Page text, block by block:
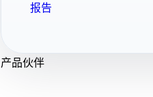
报告
产品伙伴